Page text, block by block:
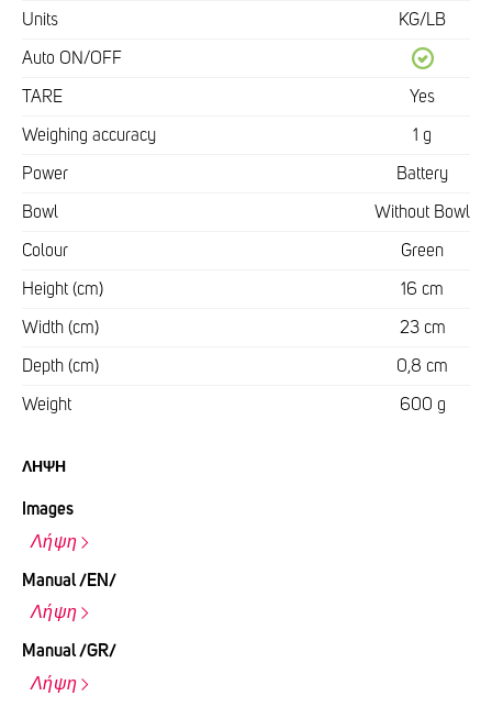
Units KG/LB
Auto ON/OFF
TARE Yes
Weighing accuracy 1 g
Power Battery
Bowl Without Bowl
Colour Green
Height (cm) 16 cm
Width (cm) 23 cm
Depth (cm) 0,8 cm
Weight 600 g
ΛΉΨΗ
Images
Λήψη
Manual /EN/
Λήψη
Manual /GR/
Λήψη